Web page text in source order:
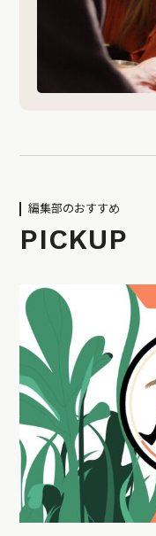
編集部のおすすめ
PICKUP